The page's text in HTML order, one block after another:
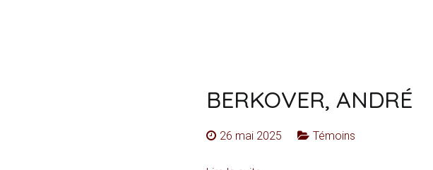
BERKOVER, ANDRÉ
26 mai 2025 Témoins